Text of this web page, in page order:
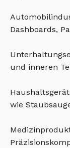
Dashboards,
und inneren
wie